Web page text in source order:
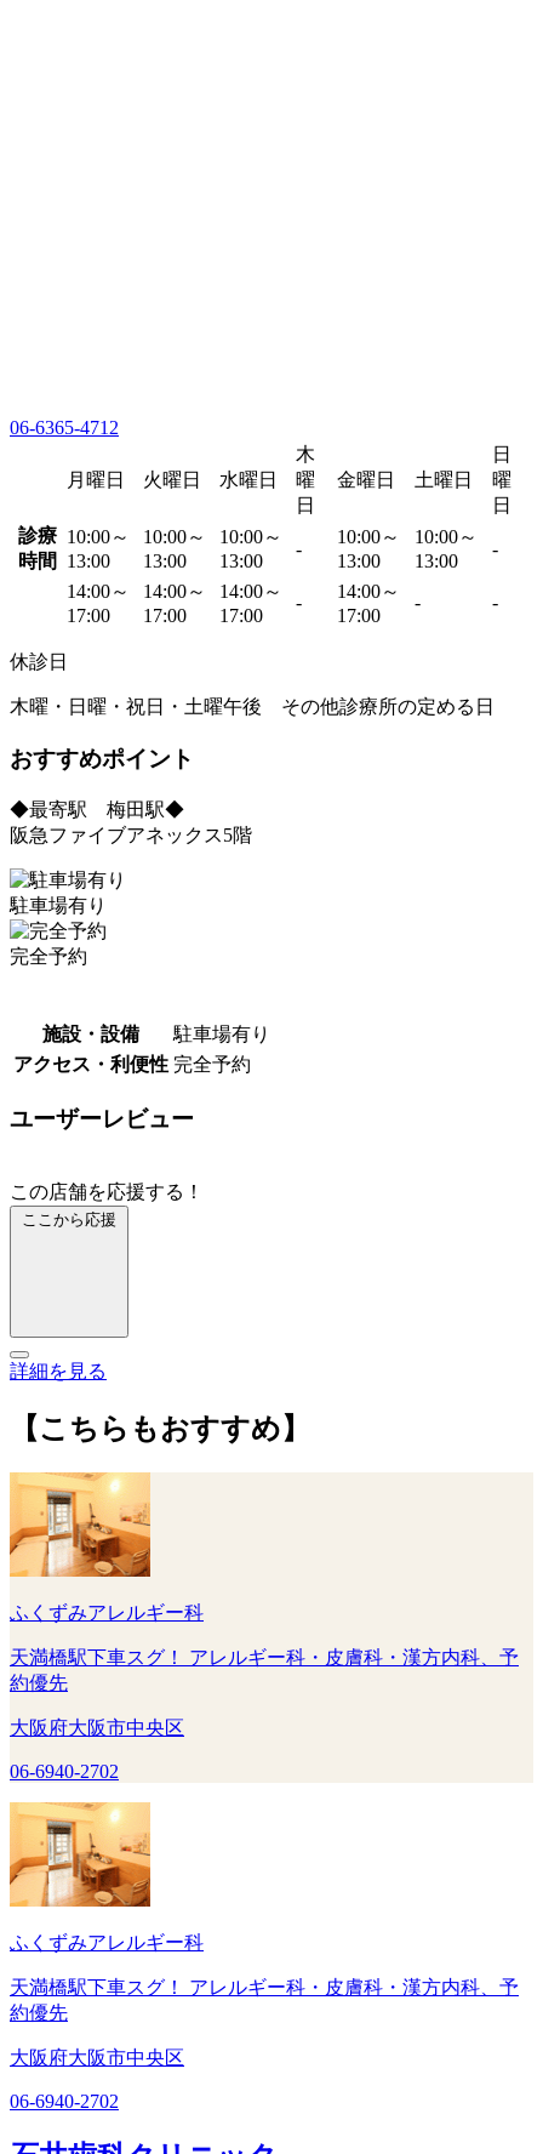
06-6365-4712
月曜日 火曜日 水曜日
木
曜
日
金曜日 土曜日
日
曜
日
診療
時間
10:00～
13:00
10:00～
13:00
10:00～
13:00
-
10:00～
13:00
10:00～
13:00
-
14:00～
17:00
14:00～
17:00
14:00～
17:00
-
14:00～
17:00
- -
休診日
木曜・日曜・祝日・土曜午後 その他診療所の定める日
おすすめポイント
◆最寄駅 梅田駅◆
阪急ファイブアネックス5階
駐車場有り
完全予約
施設・設備
駐車場有り
アクセス・利便性 完全予約
ユーザーレビュー
この店舗を応援する！
ここから応援
詳細を見る
【こちらもおすすめ】
ふくずみアレルギー科
天満橋駅下車スグ！ アレルギー科・皮膚科・漢方内科、予
約優先
大阪府大阪市中央区
06-6940-2702
ふくずみアレルギー科
天満橋駅下車スグ！ アレルギー科・皮膚科・漢方内科、予
約優先
大阪府大阪市中央区
06-6940-2702